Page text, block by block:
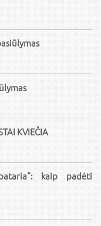
KVIEČIA
kaip padėti